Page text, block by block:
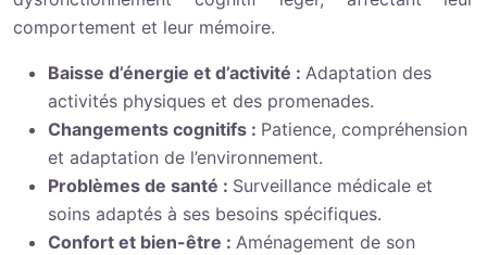
comportement et leur mémoire.
Baisse d’énergie et d’activité : Adaptation des
activités physiques et des promenades.
Changements cognitifs : Patience, compréhension
et adaptation de l’environnement.
Problèmes de santé : Surveillance médicale et
soins adaptés à ses besoins spécifiques.
Confort et bien-être : Aménagement de son